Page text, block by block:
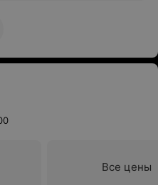
всё объяснят,
обращаться сюда!
Все цены